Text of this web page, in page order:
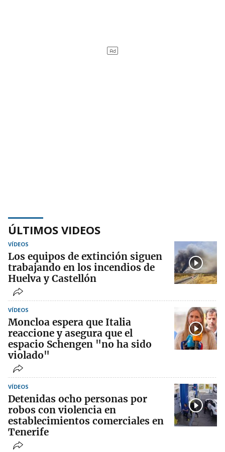
ÚLTIMOS VIDEOS
VÍDEOS
Los equipos de extinción siguen
trabajando en los incendios de
Huelva y Castellón
VÍDEOS
Moncloa espera que Italia
reaccione y asegura que el
espacio Schengen "no ha sido
violado"
VÍDEOS
Detenidas ocho personas por
robos con violencia en
establecimientos comerciales en
Tenerife